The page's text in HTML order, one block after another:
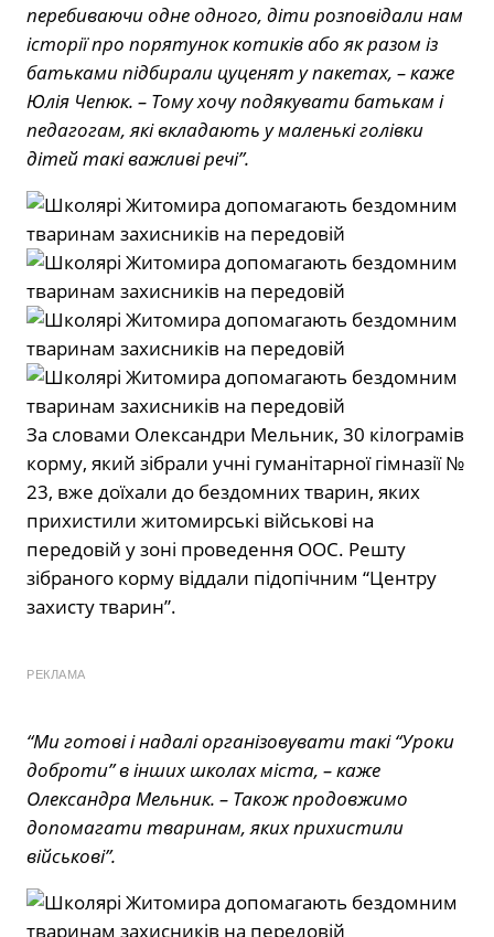
перебиваючи одне одного, діти розповідали нам
історії про порятунок котиків або як разом із
батьками підбирали цуценят у пакетах, – каже
Юлія Чепюк. – Тому хочу подякувати батькам і
педагогам, які вкладають у маленькі голівки
дітей такі важливі речі”.
За словами Олександри Мельник, 30 кілограмів
корму, який зібрали учні гуманітарної гімназії №
23, вже доїхали до бездомних тварин, яких
прихистили житомирські військові на
передовій у зоні проведення ООС. Решту
зібраного корму віддали підопічним “Центру
захисту тварин”.
РЕКЛАМА
“Ми готові і надалі організовувати такі “Уроки
доброти” в інших школах міста, – каже
Олександра Мельник. – Також продовжимо
допомагати тваринам, яких прихистили
військові”.